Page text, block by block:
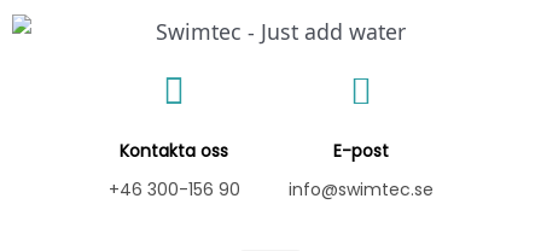
Hoppa
Kontakta oss
+46 300-156 90
E-post
info@swimtec.se